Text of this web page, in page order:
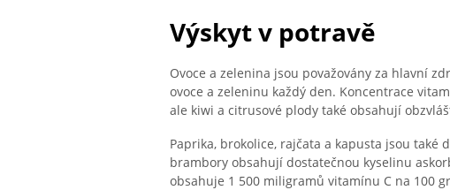
Výskyt v potravě
Ovoce a zelenina jsou považovány za hlavní
ovoce a zeleninu každý den. Koncentrace
ale kiwi a citrusové plody také obsahují
Paprika, brokolice, rajčata a kapusta jsou také
brambory obsahují dostatečnou kyselinu
obsahuje 1 500 miligramů vitamínu C na 100